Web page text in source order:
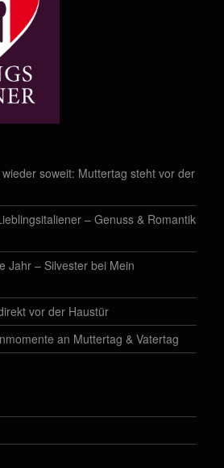
soweit: Muttertag steht vor der
– Genuss & Romantik
Jahr – Silvester bei Mein
vor der Haustür
an Muttertag & Vatertag